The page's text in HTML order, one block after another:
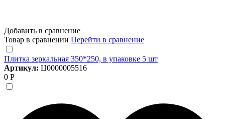
Добавить в сравнение
Товар в сравнении Перейти в сравнение
Плитка зеркальная 350*250, в упаковке 5 шт
Артикул: Ц0000005516
0 Р